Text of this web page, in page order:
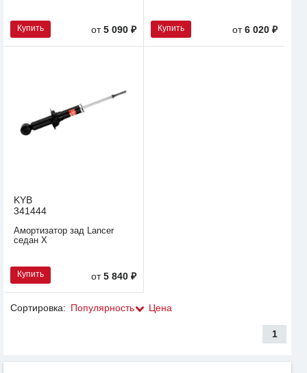
Купить от5 090 ₽ Купить от6 020 ₽
KYB
341444
Амортизатор зад Lancer
седан X
Купить от5 840 ₽
Сортировка: Популярность Цена
1